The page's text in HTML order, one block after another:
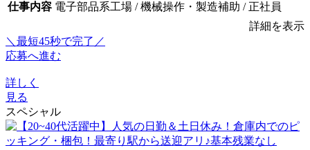
仕事内容 電子部品系工場 / 機械操作・製造補助 / 正社員
詳細を表示
＼最短45秒で完了／
応募へ進む
詳しく
見る
スペシャル